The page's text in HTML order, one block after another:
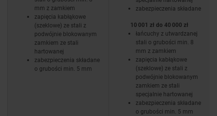
mm z zamkiem
zapięcia kabłąkowe
(szeklowe) ze stali z
podwójnie blokowanym
zamkiem ze stali
hartowanej
zabezpieczenia składane
o grubości min. 5 mm
zabezpieczenia składane
10 001 zł do 40 000 zł
łańcuchy z utwardzanej
stali o grubości min. 8
mm z zamkiem
zapięcia kabłąkowe
(szeklowe) ze stali z
podwójnie blokowanym
zamkiem ze stali
specjalnie hartowanej
zabezpieczenia składane
o grubości min. 5 mm